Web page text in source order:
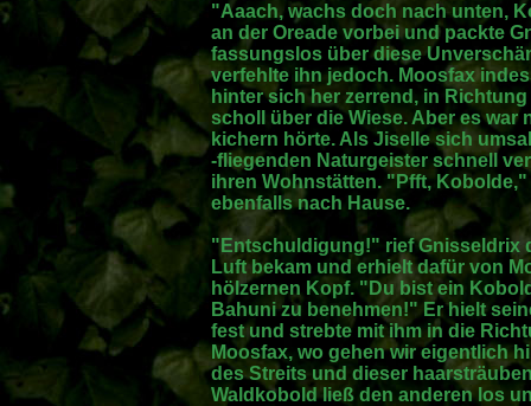
"Aaach, wachs doch nach unten,
an der Oreade vorbei und packte
fassungslos über diese
verfehlte ihn jedoch. Moosfax
hinter sich her zerrend, in
scholl über die Wiese. Aber es war
kichern hörte. Als Jiselle sich
-fliegenden Naturgeister schnell
ihren Wohnstätten. "Pfft,
ebenfalls nach Hause.
"Entschuldigung!" rief Gnisseldrix
Luft bekam und erhielt dafür von
hölzernen Kopf. "Du bist ein
Bahuni zu benehmen!" Er hielt
fest und strebte mit ihm in die
Moosfax, wo gehen wir eigentlich
des Streits und dieser
Waldkobold ließ den anderen los